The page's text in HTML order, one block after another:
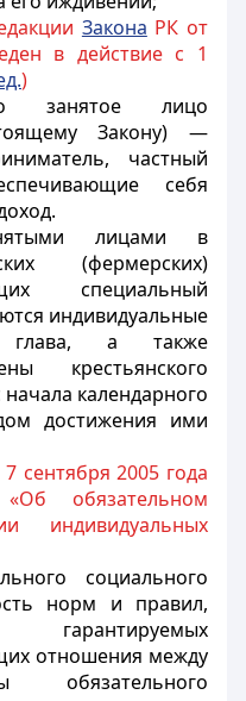
Закона РК от
в действие с 1
)
занятое лицо
Закону) —
частный
себя
лицами в
(фермерских)
специальный
индивидуальные
глава, а также
крестьянского
календарного
достижения ими
сентября 2005 года
обязательном
индивидуальных
социального
норм и правил,
гарантируемых
отношения между
обязательного